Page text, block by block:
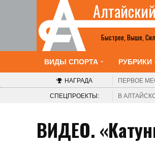
Быстрее, Выше,
Шахматы
2-8 августа. Барнаул. Краевой
клуб. V турнир «Красоты Алтая».
России среди женщин
ВИДЫ СПОРТА РУБРИКИ
НАГРАДА ПЕРВОЕ
СПЕЦПРОЕКТЫ: В
ВИДЕО.